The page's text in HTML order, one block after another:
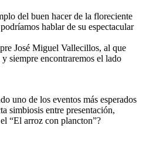
del buen hacer de la floreciente
hablar de su espectacular
José Miguel Vallecillos, al que
siempre encontraremos el lado
uno de los eventos más esperados
simbiosis entre presentación,
“El arroz con plancton”?